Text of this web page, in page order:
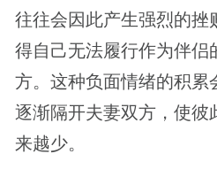
往往会因此产生强烈的挫
得自己无法履行作为伴侣
方。这种负面情绪的积累
逐渐隔开夫妻双方，使彼
来越少。